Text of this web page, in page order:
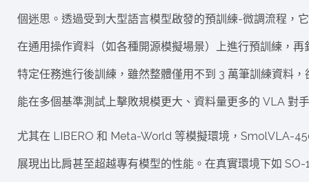
個迷思。透過受到大型語言模型啟發的預訓練-微調流程，
在通用操作資料（如各種開源模擬場景）上進行預訓練，再
特定任務進行後訓練，雖然整體僅用不到 3 萬筆訓練資料，
能在多個基準測試上擊敗規模更大、資料量更多的 VLA 對
尤其在 LIBERO 和 Meta-World 等模擬環境，SmolVLA-
展現出比肩甚至超越專有模型的性能。在真實環境下如 SO-